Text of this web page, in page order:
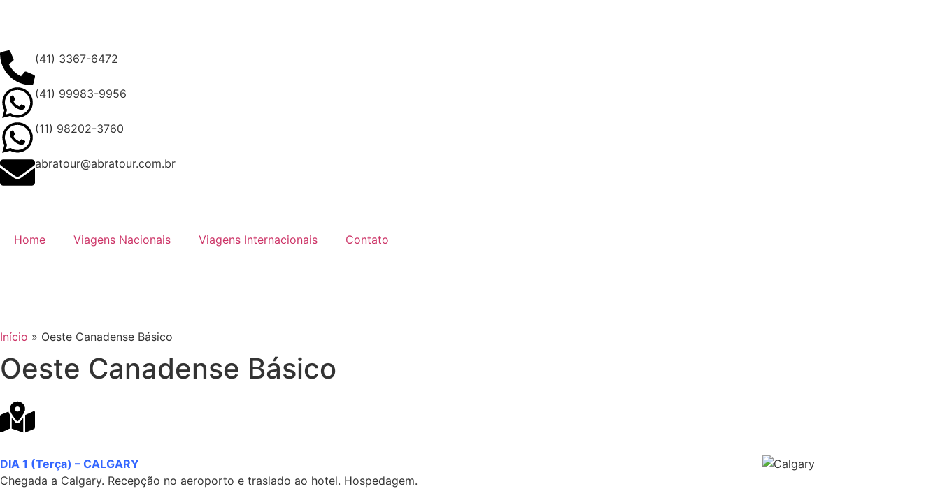
(41) 3367-6472
(41) 99983-9956
(11) 98202-3760
abratour@abratour.com.br
Home Viagens Nacionais Viagens Internacionais Contato
Início » Oeste Canadense Básico
Oeste Canadense Básico
DIA 1 (Terça) – CALGARY
Chegada a Calgary. Recepção no aeroporto e traslado ao hotel. Hospedagem.